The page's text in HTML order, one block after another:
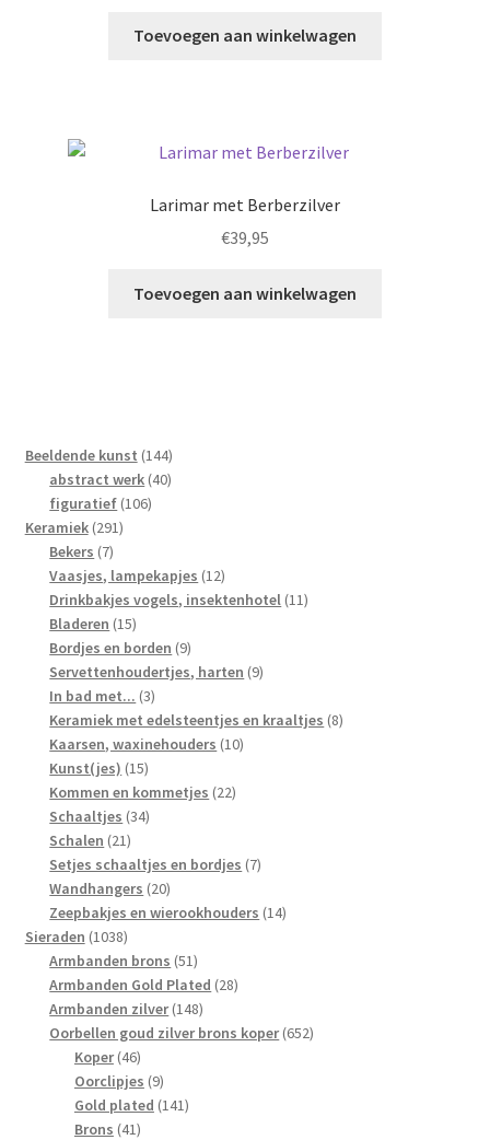
Toevoegen aan winkelwagen
Larimar met Berberzilver
€39,95
Toevoegen aan winkelwagen
Beeldende kunst 144144
producten
abstract werk 4040
figuratief 106106
Keramiek 291291
Bekers 77
producten
Vaasjes, lampekapjes 1212
producten
Drinkbakjes vogels, insektenhotel 1111
Bladeren 1515
producten
Bordjes en borden 99
producten
Servettenhoudertjes, harten 99
In bad met... 33
producten
Keramiek met edelsteentjes en kraaltjes 88
Kaarsen, waxinehouders 1010
Kunst(jes) 1515
producten
Kommen en kommetjes 2222
Schaaltjes 3434
Schalen 2121
producten
Setjes schaaltjes en bordjes 77
Wandhangers 2020
producten
Zeepbakjes en wierookhouders 1414
Sieraden 10381038
producten
Armbanden brons 5151
producten
Armbanden Gold Plated 2828
Armbanden zilver 148148
producten
Oorbellen goud zilver brons koper 652652
Koper 4646
producten
Oorclipjes 99
producten
Gold plated 141141
Brons 4141